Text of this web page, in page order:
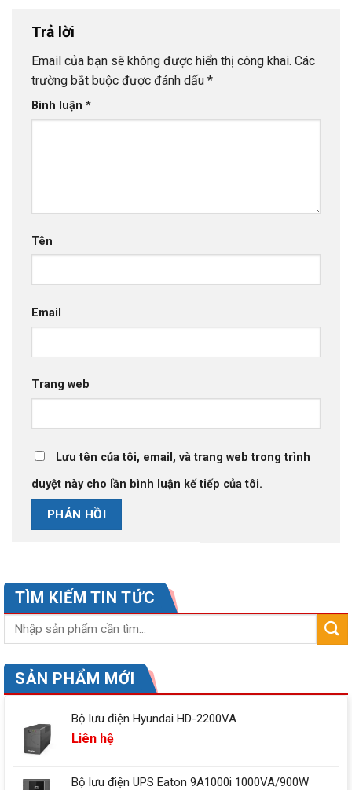
Trả lời
Email của bạn sẽ không được hiển thị công khai. Các
trường bắt buộc được đánh dấu *
Bình luận *
Tên
Email
Trang web
Lưu tên của tôi, email, và trang web trong trình
duyệt này cho lần bình luận kế tiếp của tôi.
TÌM KIẾM TIN TỨC
SẢN PHẨM MỚI
Bộ lưu điện Hyundai HD-2200VA
Liên hệ
Bộ lưu điện UPS Eaton 9A1000i 1000VA/900W